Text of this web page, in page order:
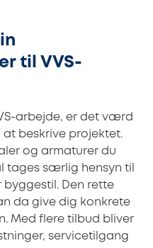
til VVS-
arbejde, er det værd
beskrive projektet.
og armaturer du
tages særlig hensyn til
Den rette
da give dig konkrete
Med flere tilbud bliver
servicetilgang